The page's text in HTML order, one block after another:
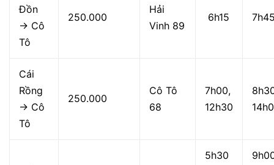
Đồn
→ Cô
Tô
250.000
Hải
Vinh 89
6h15
Cái
Rồng
→ Cô
Tô
250.000
Cô Tô
68
7h00,
12h30
5h30